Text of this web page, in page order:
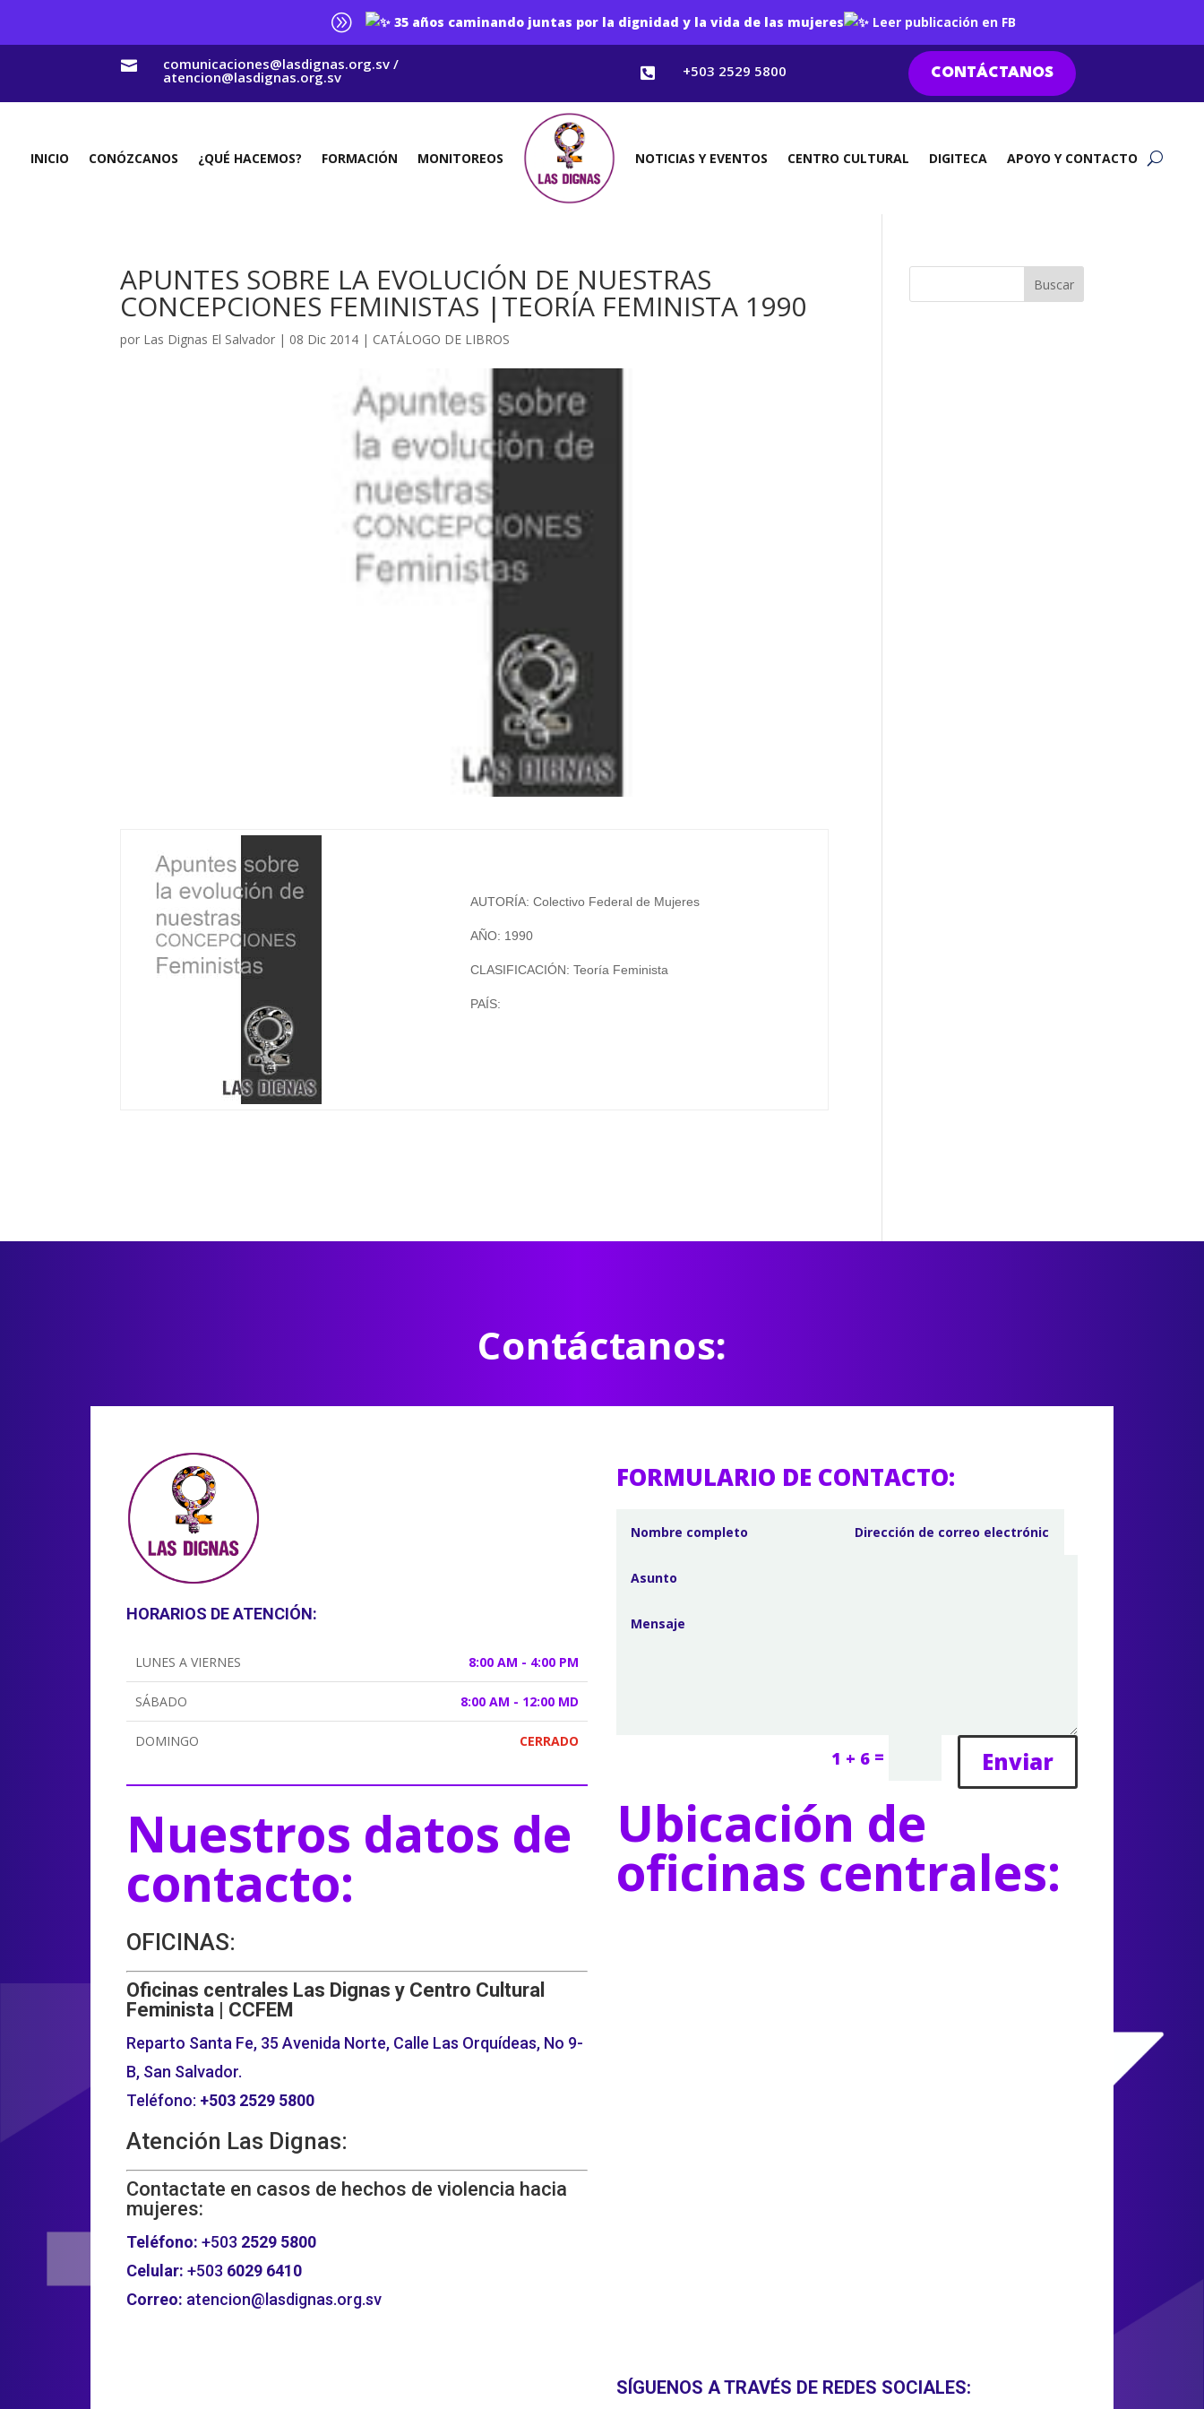
A 35 años caminando juntas por la dignidad y la vida de las mujeres Leer publicación en FB
 comunicaciones@lasdignas.org.sv /
atencion@lasdignas.org.sv  +503 2529 5800 CONTÁCTANOS
INICIO CONÓZCANOS ¿QUÉ HACEMOS? FORMACIÓN MONITOREOS NOTICIAS Y EVENTOS CENTRO CULTURAL DIGITECA APOYO Y CONTACTO
APUNTES SOBRE LA EVOLUCIÓN DE NUESTRAS
CONCEPCIONES FEMINISTAS |TEORÍA FEMINISTA 1990
por Las Dignas El Salvador | 08 Dic 2014 | CATÁLOGO DE LIBROS
AUTORÍA: Colectivo Federal de Mujeres
AÑO: 1990
CLASIFICACIÓN: Teoría Feminista
PAÍS:
Contáctanos:
HORARIOS DE ATENCIÓN:
LUNES A VIERNES 8:00 AM - 4:00 PM
SÁBADO 8:00 AM - 12:00 MD
DOMINGO CERRADO
Nuestros datos de
contacto:
OFICINAS:
Oficinas centrales Las Dignas y Centro Cultural
Feminista | CCFEM
Reparto Santa Fe, 35 Avenida Norte, Calle Las Orquídeas, No 9-
B, San Salvador.
Teléfono: +503 2529 5800
Atención Las Dignas:
Contactate en casos de hechos de violencia hacia
mujeres:
Teléfono: +503 2529 5800
Celular: +503 6029 6410
Correo: atencion@lasdignas.org.sv
FORMULARIO DE CONTACTO:
1 + 6 = Enviar
Ubicación de
oficinas centrales:
SÍGUENOS A TRAVÉS DE REDES SOCIALES: